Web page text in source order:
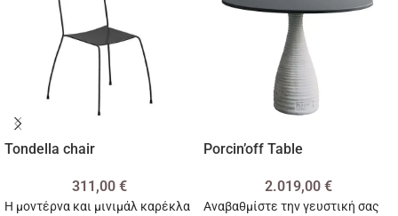
Tondella chair
311,00 €
Η μοντέρνα και μινιμάλ καρέκλα
Porcin’off Table
2.019,00 €
Αναβαθμίστε την γευστική σας